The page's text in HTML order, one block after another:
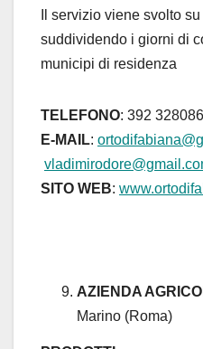
Il servizio viene svolto
suddividendo i giorni di
municipi di residenza
TELEFONO: 392
E-MAIL:
SITO WEB:
AZIENDA
Marino (Roma)